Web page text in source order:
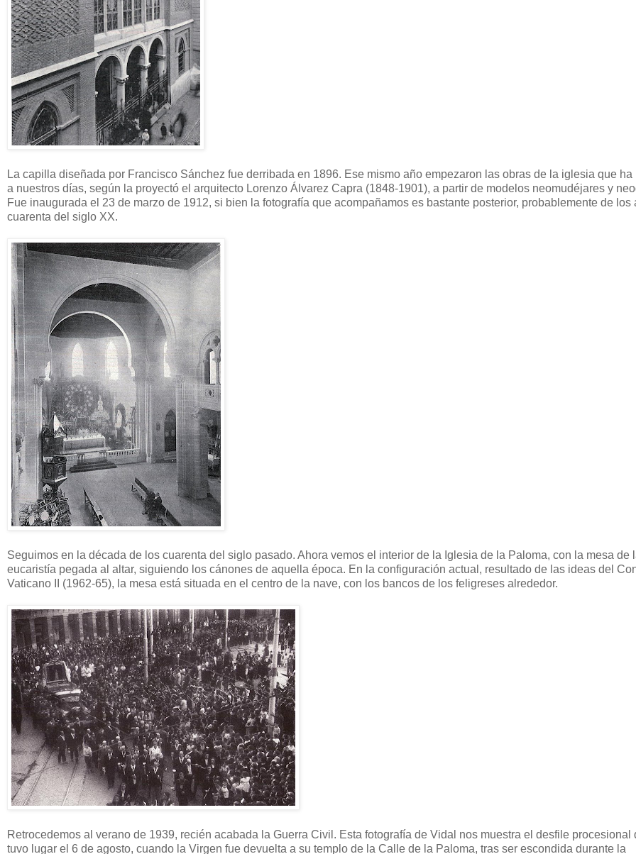
La capilla diseñada por Francisco Sánchez fue derribada en 1896. Ese mismo año empezaron las obras de la iglesia que ha
a nuestros días, según la proyectó el arquitecto Lorenzo Álvarez Capra (1848-1901), a partir de modelos neomudéjares y
Fue inaugurada el 23 de marzo de 1912, si bien la fotografía que acompañamos es bastante posterior, probablemente de los
cuarenta del siglo XX.
Seguimos en la década de los cuarenta del siglo pasado. Ahora vemos el interior de la Iglesia de la Paloma, con la mesa de
eucaristía pegada al altar, siguiendo los cánones de aquella época. En la configuración actual, resultado de las ideas del
Vaticano II (1962-65), la mesa está situada en el centro de la nave, con los bancos de los feligreses alrededor.
Retrocedemos al verano de 1939, recién acabada la Guerra Civil. Esta fotografía de Vidal nos muestra el desfile procesional
tuvo lugar el 6 de agosto, cuando la Virgen fue devuelta a su templo de la Calle de la Paloma, tras ser escondida durante la